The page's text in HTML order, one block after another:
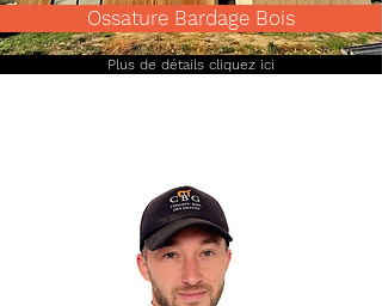
Ossature Bardage Bois
Plus de détails cliquez ici